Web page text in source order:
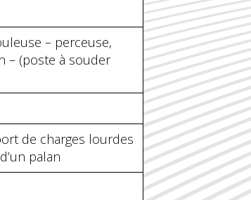
– perceuse,
– (poste à souder
de charges lourdes
palan